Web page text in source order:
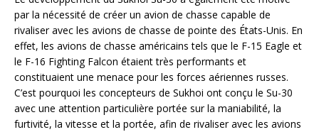
par la nécessité de créer un avion de chasse capable de
rivaliser avec les avions de chasse de pointe des États-Unis. En
effet, les avions de chasse américains tels que le F-15 Eagle et
le F-16 Fighting Falcon étaient très performants et
constituaient une menace pour les forces aériennes russes.
C’est pourquoi les concepteurs de Sukhoi ont conçu le Su-30
avec une attention particulière portée sur la maniabilité, la
furtivité, la vitesse et la portée, afin de rivaliser avec les avions